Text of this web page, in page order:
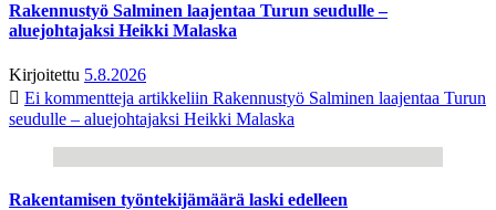
Rakennustyö Salminen laajentaa Turun seudulle –
aluejohtajaksi Heikki Malaska
Kirjoitettu 5.8.2026
Ei kommentteja artikkeliin Rakennustyö Salminen laajentaa Turun
seudulle – aluejohtajaksi Heikki Malaska
Rakentamisen työntekijämäärä laski edelleen